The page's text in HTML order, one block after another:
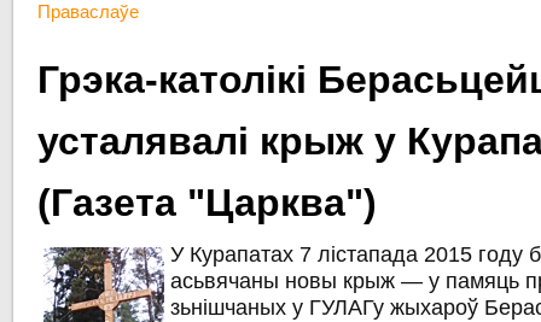
Праваслаўе
Грэка-католікі
усталявалі крыж у
(Газета "Царква")
У Курапатах 7 лістапада 2015 году
асьвячаны новы крыж — у памяць
зьнішчаных у ГУЛАГу жыхароў